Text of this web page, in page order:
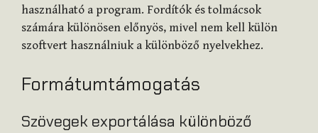
használható a program. Fordítók és tolmácsok
számára különösen előnyös, mivel nem kell külön
szoftvert használniuk a különböző nyelvekhez.
Formátumtámogatás
Szövegek exportálása különböző